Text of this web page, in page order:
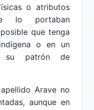
o atributos
lo portaban
que tenga
o en un
su patrón de
Arave no
aunque en